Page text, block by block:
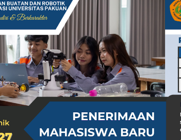
Pelajaran Berharga dari Kasus dr. Tifa dan Roy Suryo
Erling Haaland: Koleksi Tas Mewah yang Menginspirasi
Menteri PAN-RB: Peran ASN dalam Penyampaian
Menteri PAN-RB: Pilar Penyampaian Informasi yang
Inovasi Teknologi di Timur Tengah: Membuka Peluang
Detik-Detik yang Mengubah Dunia Teknologi